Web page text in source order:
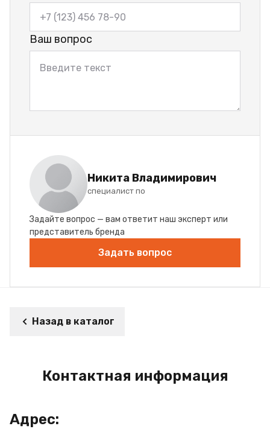
Ваш вопрос
Никита Владимирович
специалист по
Задайте вопрос — вам ответит наш эксперт или
представитель бренда
Задать вопрос
Назад в каталог
Контактная информация
Адрес: